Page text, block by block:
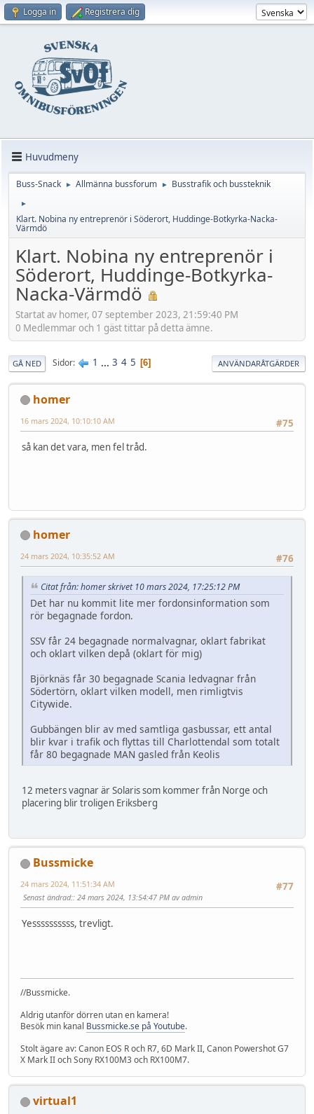
Logga in Registrera dig
Huvudmeny
Buss-Snack ► Allmänna bussforum ► Busstrafik och bussteknik
►
Klart. Nobina ny entreprenör i Söderort, Huddinge-Botkyrka-Nacka-
Värmdö
Klart. Nobina ny entreprenör i
Söderort, Huddinge-Botkyrka-
Nacka-Värmdö
Startat av homer, 07 september 2023, 21:59:40 PM
0 Medlemmar och 1 gäst tittar på detta ämne.
GÅ NED Sidor 1 ... 3 4 5 6 ANVÄNDARÅTGÄRDER
homer
#75
16 mars 2024, 10:10:10 AM
så kan det vara, men fel tråd.
homer
#76
24 mars 2024, 10:35:52 AM
Citat från: homer skrivet 10 mars 2024, 17:25:12 PM
Det har nu kommit lite mer fordonsinformation som
rör begagnade fordon.
SSV får 24 begagnade normalvagnar, oklart fabrikat
och oklart vilken depå (oklart för mig)
Björknäs får 30 begagnade Scania ledvagnar från
Södertörn, oklart vilken modell, men rimligtvis
Citywide.
Gubbängen blir av med samtliga gasbussar, ett antal
blir kvar i trafik och flyttas till Charlottendal som totalt
får 80 begagnade MAN gasled från Keolis
12 meters vagnar är Solaris som kommer från Norge och
placering blir troligen Eriksberg
Bussmicke
#77
24 mars 2024, 11:51:34 AM
Senast ändrad:: 24 mars 2024, 13:54:47 PM av admin
Yessssssssss, trevligt.
//Bussmicke.
Aldrig utanför dörren utan en kamera!
Besök min kanal Bussmicke.se på Youtube.
Stolt ägare av: Canon EOS R och R7, 6D Mark II, Canon Powershot G7
X Mark II och Sony RX100M3 och RX100M7.
virtual1